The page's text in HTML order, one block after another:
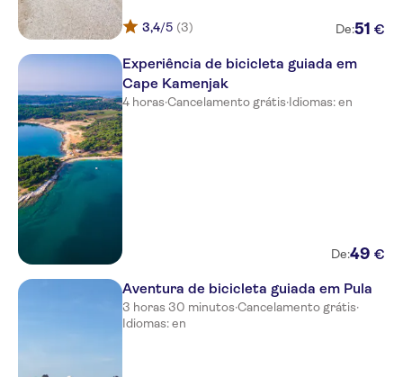
3,4/5 (3) De:51 €
Experiência de bicicleta guiada em
Cape Kamenjak
4 horas·Cancelamento grátis·Idiomas: en
De:49 €
Aventura de bicicleta guiada em Pula
3 horas 30 minutos·Cancelamento grátis·
Idiomas: en